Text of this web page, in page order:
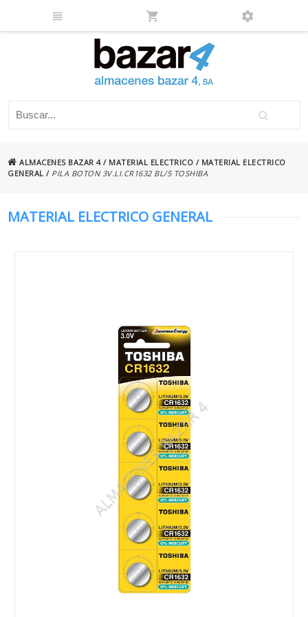
ALMACENES BAZAR 4/ MATERIAL ELECTRICO / MATERIAL ELECTRICO
GENERAL / PILA BOTON 3V.LI.CR1632 BL/5 TOSHIBA
MATERIAL ELECTRICO GENERAL